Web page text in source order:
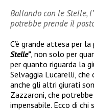
Ballando con le Stelle,
potrebbe prende il
C’è grande attesa per
Stelle”, non solo per
per quanto riguarda la
Selvaggia Lucarelli, che
anche gli altri giurati
Zazzaroni, che
impensabile. Ecco di chi